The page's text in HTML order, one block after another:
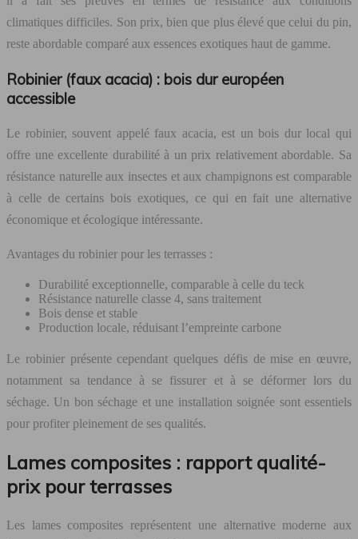
climatiques difficiles. Son prix, bien que plus élevé que celui du pin,
reste abordable comparé aux essences exotiques haut de gamme.
Robinier (faux acacia) : bois dur européen
accessible
Le robinier, souvent appelé faux acacia, est un bois dur local qui
offre une excellente durabilité à un prix relativement abordable. Sa
résistance naturelle aux insectes et aux champignons est comparable
à celle de certains bois exotiques, ce qui en fait une alternative
économique et écologique intéressante.
Avantages du robinier pour les terrasses :
Durabilité exceptionnelle, comparable à celle du teck
Résistance naturelle classe 4, sans traitement
Bois dense et stable
Production locale, réduisant l’empreinte carbone
Le robinier présente cependant quelques défis de mise en œuvre,
notamment sa tendance à se fissurer et à se déformer lors du
séchage. Un bon séchage et une installation soignée sont essentiels
pour profiter pleinement de ses qualités.
Lames composites : rapport qualité-
prix pour terrasses
Les lames composites représentent une alternative moderne aux